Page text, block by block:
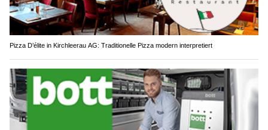
Pizza D’élite in Kirchleerau AG: Traditionelle Pizza modern interpretiert